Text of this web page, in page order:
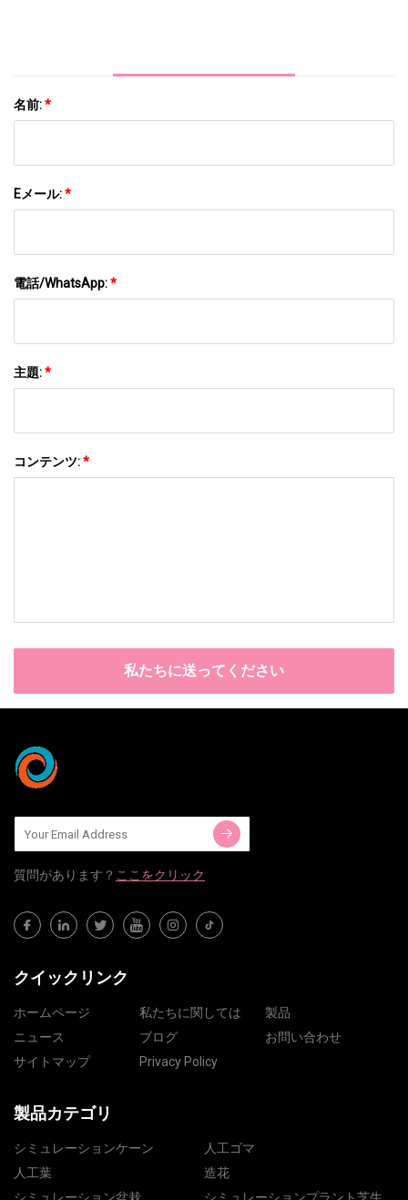
名前:*
Eメール:*
電話/WhatsApp:*
主題:*
コンテンツ:*
私たちに送ってください
質問​​があります？ ここをクリック
クイックリンク
ホームページ 私たちに関しては
製品
ニュース
ブログ
お問い合わせ
サイトマップ
Privacy Policy
製品カテゴリ
シミュレーションケーン
人工ゴマ
人工葉
造花